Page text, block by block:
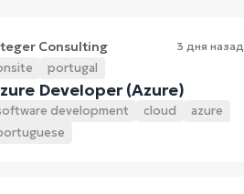
Consulting 3 дня назад
portugal
Developer (Azure)
development cloud
azure